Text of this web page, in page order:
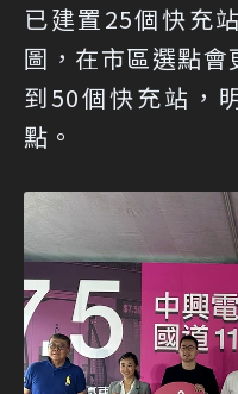
已建置25個快充
圖，在市區選點
到50個快充站，
點。